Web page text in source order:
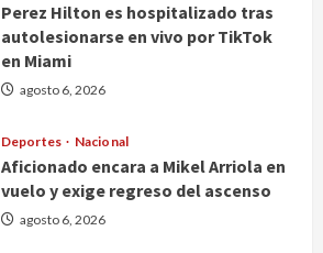
Perez Hilton es hospitalizado tras
autolesionarse en vivo por TikTok
en Miami
agosto 6, 2026
Deportes Nacional
Aficionado encara a Mikel Arriola en
vuelo y exige regreso del ascenso
agosto 6, 2026